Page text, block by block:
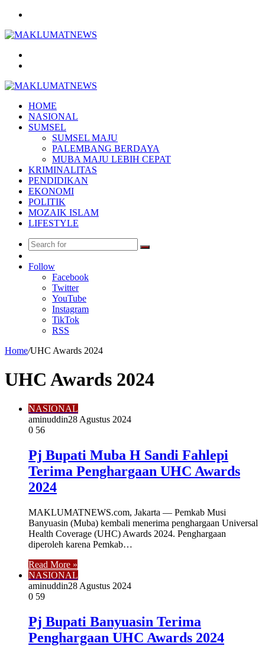
HOME
NASIONAL
SUMSEL
SUMSEL MAJU
PALEMBANG BERDAYA
MUBA MAJU LEBIH CEPAT
KRIMINALITAS
PENDIDIKAN
EKONOMI
POLITIK
MOZAIK ISLAM
LIFESTYLE
Search
Article
Follow
Facebook
Twitter
YouTube
Instagram
TikTok
RSS
Home/UHC Awards 2024
UHC Awards 2024
NASIONAL
aminuddin28 Agustus 2024
0 56
Pj Bupati Muba H Sandi Fahlepi
Terima Penghargaan UHC Awards
2024
MAKLUMATNEWS.com, Jakarta — Pemkab Musi
Banyuasin (Muba) kembali menerima penghargaan Universal
Health Coverage (UHC) Awards 2024. Penghargaan
diperoleh karena Pemkab…
Read More »
NASIONAL
aminuddin28 Agustus 2024
0 59
Pj Bupati Banyuasin Terima
Penghargaan UHC Awards 2024